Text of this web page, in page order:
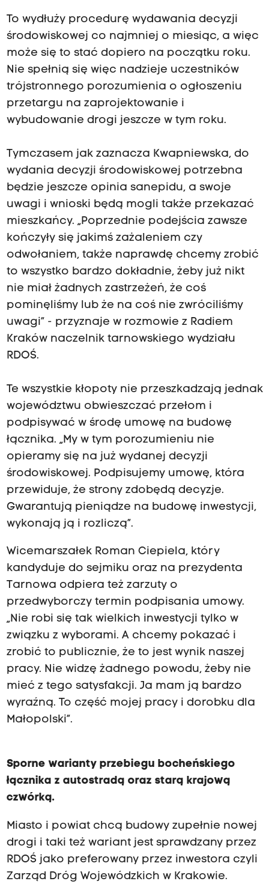
To wydłuży procedurę wydawania decyzji
środowiskowej co najmniej o miesiąc, a więc
może się to stać dopiero na początku roku.
Nie spełnią się więc nadzieje uczestników
trójstronnego porozumienia o ogłoszeniu
przetargu na zaprojektowanie i
wybudowanie drogi jeszcze w tym roku.
Tymczasem jak zaznacza Kwapniewska, do
wydania decyzji środowiskowej potrzebna
będzie jeszcze opinia sanepidu, a swoje
uwagi i wnioski będą mogli także przekazać
mieszkańcy. „Poprzednie podejścia zawsze
kończyły się jakimś zażaleniem czy
odwołaniem, także naprawdę chcemy zrobić
to wszystko bardzo dokładnie, żeby już nikt
nie miał żadnych zastrzeżeń, że coś
pominęliśmy lub że na coś nie zwróciliśmy
uwagi” - przyznaje w rozmowie z Radiem
Kraków naczelnik tarnowskiego wydziału
RDOŚ.
Te wszystkie kłopoty nie przeszkadzają jednak
województwu obwieszczać przełom i
podpisywać w środę umowę na budowę
łącznika. „My w tym porozumieniu nie
opieramy się na już wydanej decyzji
środowiskowej. Podpisujemy umowę, która
przewiduje, że strony zdobędą decyzje.
Gwarantują pieniądze na budowę inwestycji,
wykonają ją i rozliczą”.
Wicemarszałek Roman Ciepiela, który
kandyduje do sejmiku oraz na prezydenta
Tarnowa odpiera też zarzuty o
przedwyborczy termin podpisania umowy.
„Nie robi się tak wielkich inwestycji tylko w
związku z wyborami. A chcemy pokazać i
zrobić to publicznie, że to jest wynik naszej
pracy. Nie widzę żadnego powodu, żeby nie
mieć z tego satysfakcji. Ja mam ją bardzo
wyraźną. To część mojej pracy i dorobku dla
Małopolski”.
Sporne warianty przebiegu bocheńskiego
łącznika z autostradą oraz starą krajową
czwórką.
Miasto i powiat chcą budowy zupełnie nowej
drogi i taki też wariant jest sprawdzany przez
RDOŚ jako preferowany przez inwestora czyli
Zarząd Dróg Wojewódzkich w Krakowie.